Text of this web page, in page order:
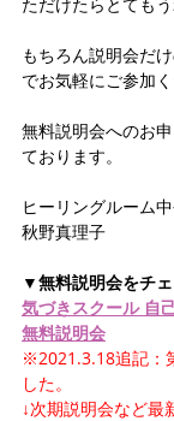
もちろん説明会だ
でお気軽にご参加く
無料説明会へのお
ております。
ヒーリングルーム
秋野真理子
▼無料説明会をチ
気づきスクール 自
無料説明会
※2021.3.18追記：
した。
↓次期説明会など最